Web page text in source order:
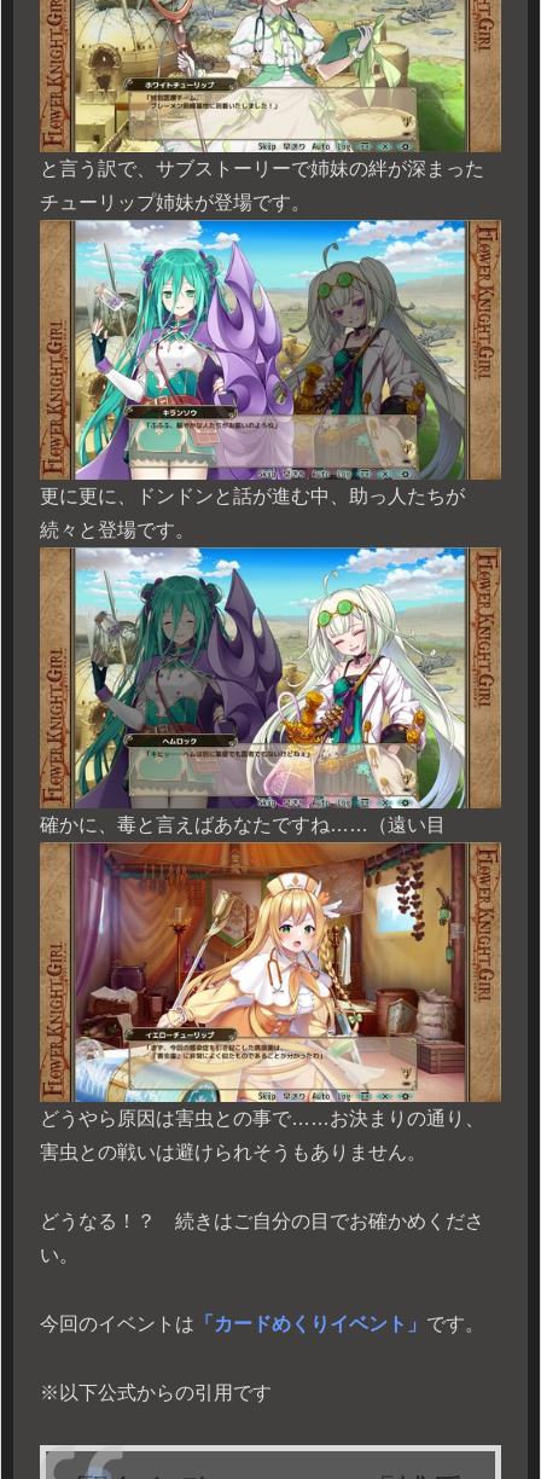
と言う訳で、サブストーリーで姉妹の絆が深まった
チューリップ姉妹が登場です。
更に更に、ドンドンと話が進む中、助っ人たちが
続々と登場です。
確かに、毒と言えばあなたですね……（遠い目
どうやら原因は害虫との事で……お決まりの通り、
害虫との戦いは避けられそうもありません。
どうなる！？ 続きはご自分の目でお確かめくださ
い。
今回のイベントは 「カードめくりイベント」 です。
※以下公式からの引用です